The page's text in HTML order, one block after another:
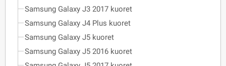
Samsung Galaxy J3 2017 kuoret
Samsung Galaxy J4 Plus kuoret
Samsung Galaxy J5 kuoret
Samsung Galaxy J5 2016 kuoret